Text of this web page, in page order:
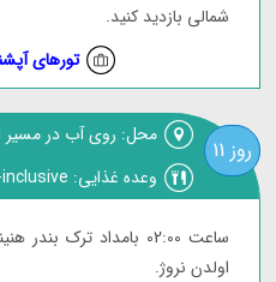
شمالی بازدید کنید.
تورهای
روز 11
محل: روی آب در مسیر
وعده غذایی: Full Board/All-inclusive
ساعت 02:00 بامداد
اولدن نروژ.